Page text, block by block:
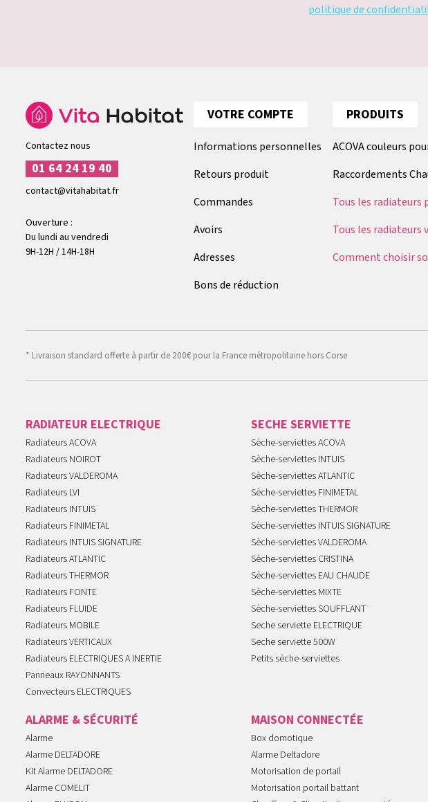
politique de
Contactez nous
01 64 24 19 40
contact@vitahabitat.fr
Ouverture :
Du lundi au vendredi
9H-12H / 14H-18H
VOTRE COMPTE
Informations personnelles
Retours produit
Commandes
Avoirs
Adresses
Bons de réduction
PRODUITS
ACOVA couleurs
Raccordements
Tous les radiateurs
Tous les radiateurs
Comment choisir
* Livraison standard offerte à partir de 200€ pour la France métropolitaine hors Corse
RADIATEUR ELECTRIQUE
Radiateurs ACOVA
Radiateurs NOIROT
Radiateurs VALDEROMA
Radiateurs LVI
Radiateurs INTUIS
Radiateurs FINIMETAL
Radiateurs INTUIS SIGNATURE
Radiateurs ATLANTIC
Radiateurs THERMOR
Radiateurs FONTE
Radiateurs FLUIDE
Radiateurs MOBILE
Radiateurs VERTICAUX
Radiateurs ELECTRIQUES A INERTIE
Panneaux RAYONNANTS
Convecteurs ELECTRIQUES
SECHE SERVIETTE
Sèche-serviettes ACOVA
Sèche-serviettes INTUIS
Sèche-serviettes ATLANTIC
Sèche-serviettes FINIMETAL
Sèche-serviettes THERMOR
Sèche-serviettes INTUIS SIGNATURE
Sèche-serviettes VALDEROMA
Sèche-serviettes CRISTINA
Sèche-serviettes EAU CHAUDE
Sèche-serviettes MIXTE
Sèche-serviettes SOUFFLANT
Seche serviette ELECTRIQUE
Seche serviette 500W
Petits sèche-serviettes
ALARME & SÉCURITÉ
Alarme
Alarme DELTADORE
Kit Alarme DELTADORE
Alarme COMELIT
MAISON CONNECTÉE
Box domotique
Alarme Deltadore
Motorisation de portail
Motorisation portail battant